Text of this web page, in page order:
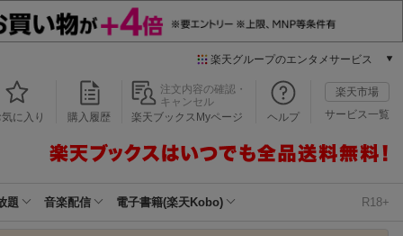
楽天グループのエンタメサービス
本/ゲーム/CD/DVD
楽天ブックス
楽天Kobo
気に入り 購入履歴
注文内容の確認・
キャンセル
楽天ブックスMyページ
ヘルプ
楽天市場
サービス一覧
題 音楽配信 電子書籍(楽天Kobo) R18+